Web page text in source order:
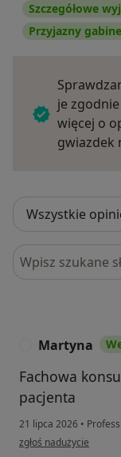
Szczegółowe
Przyjazny
je
więcej o
gwiazdek
Szukaj w opiniach
Martyna
Fachowa
pacjenta
21 lipca 2026 •
w opinii użytkownika
zgłoś nadużycie